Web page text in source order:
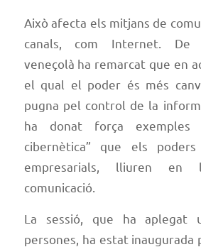
Això afecta els mitjans de
canals, com Internet. De
veneçolà ha remarcat que en
el qual el poder és més
pugna pel control de la
ha donat força exemples
cibernètica” que els
empresarials, lliuren en
comunicació.
La sessió, que ha aplegat
persones, ha estat inaugurada